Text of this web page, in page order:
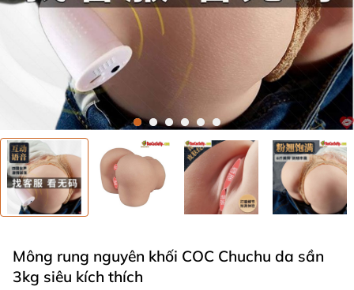
Mông rung nguyên khối COC Chuchu da sần
3kg siêu kích thích